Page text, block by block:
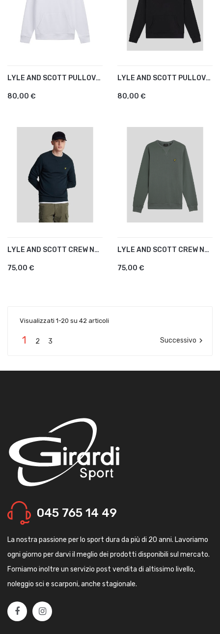
LYLE AND SCOTT PULLOVER HOODIE
80,00 €
LYLE AND SCOTT PULLOVER HOODIE
80,00 €
LYLE AND SCOTT CREW NECK...
75,00 €
LYLE AND SCOTT CREW NECK...
75,00 €
Visualizzati 1-20 su 42 articoli
1 2 3 Successivo 
045 765 14 49
La nostra passione per lo sport dura da più di 20 anni. Lavoriamo
ogni giorno per darvi il meglio dei prodotti disponibili sul mercato.
Forniamo inoltre un servizio post vendita di altissimo livello,
noleggio sci e scarponi, anche stagionale.